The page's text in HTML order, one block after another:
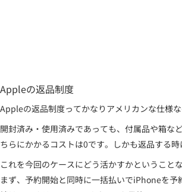
Appleの返品制度
Appleの返品制度ってかなりアメリカンな仕様な
開封済み・使用済みであっても、付属品や箱な
ちらにかかるコストは0です。しかも返品する
これを今回のケースにどう活かすかということな
まず、予約開始と同時に一括払いでiPhoneを予